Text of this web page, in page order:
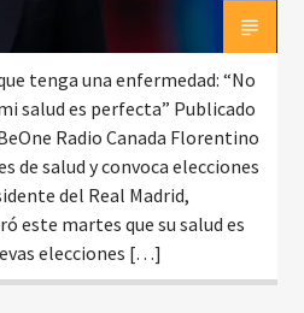
tenga una enfermedad: “No
salud es perfecta” Publicado
Radio Canada Florentino
de salud y convoca elecciones
del Real Madrid,
este martes que su salud es
elecciones […]